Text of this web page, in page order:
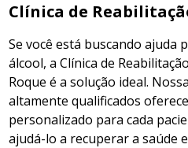
Clínica de
Se você está buscando ajuda
álcool, a Clínica de
Roque é a solução ideal.
altamente qualificados
personalizado para cada
ajudá-lo a recuperar a saúde